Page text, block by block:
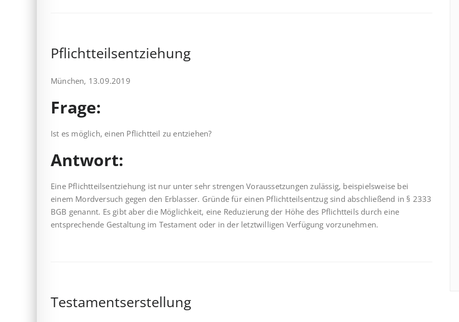
Pflichtteilsentziehung
München, 13.09.2019
Frage:
Ist es möglich, einen Pflichtteil zu entziehen?
Antwort:
Eine Pflichtteilsentziehung ist nur unter sehr strengen Voraussetzungen zulässig, beispielsweise bei
einem Mordversuch gegen den Erblasser. Gründe für einen Pflichtteilsentzug sind abschließend in § 2333
BGB genannt. Es gibt aber die Möglichkeit, eine Reduzierung der Höhe des Pflichtteils durch eine
entsprechende Gestaltung im Testament oder in der letztwilligen Verfügung vorzunehmen.
Testamentserstellung